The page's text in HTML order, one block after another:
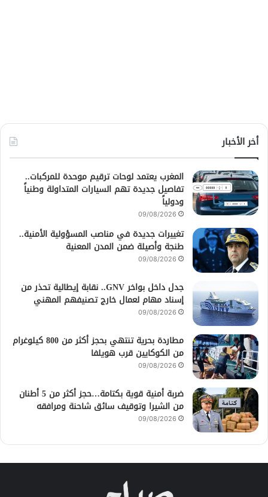
أخر الأخبار
المغرب يعتمد لوحات ترقيم موحدة للمركبات..
تفاصيل جديدة تهم السيارات المتداولة وطنياً
ودولياً
09/08/2026
تغييرات جديدة في مناصب المسؤولية الأمنية..
طنجة وأصيلة ضمن المدن المعنية
09/08/2026
جدل داخل بواخر GNV.. نقابة إيطالية تحذر من
إسناد مهام لعمال خارج تصنيفهم المهني
09/08/2026
مطاردة بحرية تنتهي بحجز أكثر من 800 كيلوغرام
من الكوكايين قرب هويلفا
09/08/2026
ضربة أمنية قوية بكتامة…حجز أكثر من 5 أطنان
من الشيرا وتوقيف سائق شاحنة ومرافقه
09/08/2026